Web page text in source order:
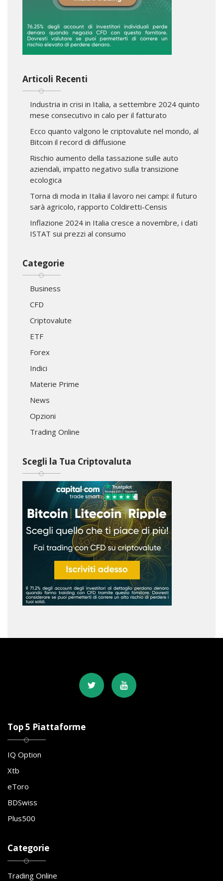
Articoli Recenti
Industria in crisi in Italia, a settembre 2024 quinto
mese consecutivo in calo per il fatturato
Ecco quanto valgono le criptovalute nel mondo, al
Bitcoin il record di diffusione
Rischio aumento della tassazione sulle auto
aziendali, impatto negativo sulla transizione
ecologica
Torna di moda in Italia il lavoro nei campi: il futuro
sarà agricolo, rapporto Coldiretti-Censis
Inflazione 2024 in Italia cresce a novembre, i dati
ISTAT sui prezzi al consumo
Categorie
Business
CFD
Criptovalute
ETF
Forex
Indici
Materie Prime
News
Opzioni
Trading Online
Scegli la Tua Criptovaluta
Top 5 Piattaforme
IQ Option
Xtb
eToro
BDSwiss
Plus500
Categorie
Trading Online